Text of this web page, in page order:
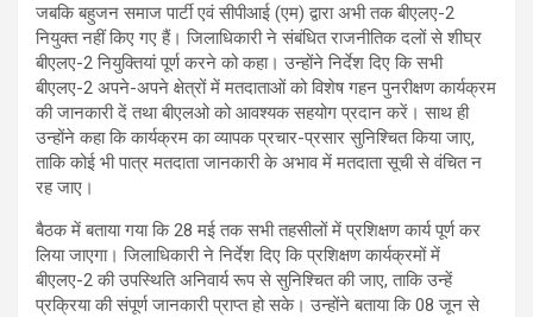
जबकि बहुजन समाज पार्टी एवं सीपीआई (एम) द्वारा अभी तक बीएलए-2
नियुक्त नहीं किए गए हैं। जिलाधिकारी ने संबंधित राजनीतिक दलों से शीघ्र
बीएलए-2 नियुक्तियां पूर्ण करने को कहा। उन्होंने निर्देश दिए कि सभी
बीएलए-2 अपने-अपने क्षेत्रों में मतदाताओं को विशेष गहन पुनरीक्षण कार्यक्रम
की जानकारी दें तथा बीएलओ को आवश्यक सहयोग प्रदान करें। साथ ही
उन्होंने कहा कि कार्यक्रम का व्यापक प्रचार-प्रसार सुनिश्चित किया जाए,
ताकि कोई भी पात्र मतदाता जानकारी के अभाव में मतदाता सूची से वंचित न
रह जाए।
बैठक में बताया गया कि 28 मई तक सभी तहसीलों में प्रशिक्षण कार्य पूर्ण कर
लिया जाएगा। जिलाधिकारी ने निर्देश दिए कि प्रशिक्षण कार्यक्रमों में
बीएलए-2 की उपस्थिति अनिवार्य रूप से सुनिश्चित की जाए, ताकि उन्हें
प्रक्रिया की संपूर्ण जानकारी प्राप्त हो सके। उन्होंने बताया कि 08 जून से